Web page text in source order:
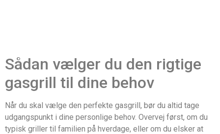
Sådan vælger du den rigtige
gasgrill til dine behov
Når du skal vælge den perfekte gasgrill, bør du altid tage
udgangspunkt i dine personlige behov. Overvej først, om du
typisk griller til familien på hverdage, eller om du elsker at